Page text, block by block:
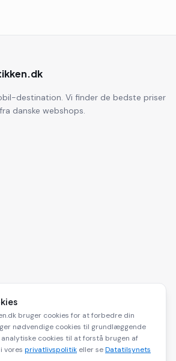
destination. Vi finder de bedste priser
danske webshops.
Alle rettigheder forbeholdes.
bruger cookies for at forbedre din
nødvendige cookies til grundlæggende
cookies til at forstå brugen af
vores privatlivspolitik eller seDatatilsynets